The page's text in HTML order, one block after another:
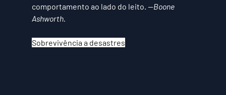
comportamento ao lado do leito. —Boone
Ashworth.
Sobrevivência a desastres